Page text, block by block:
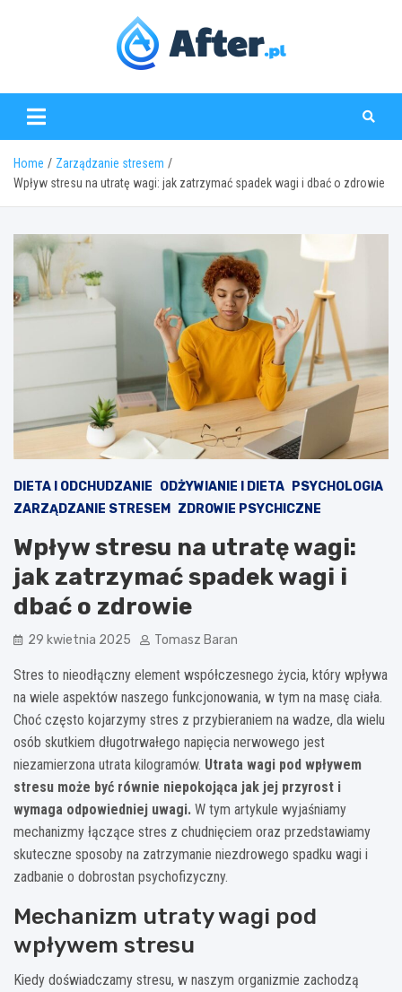
www.after.pl
Home
Zarządzanie stresem
Wpływ stresu na utratę wagi: jak zatrzymać spadek wagi i dbać o zdrowie
DIETA I ODCHUDZANIE ODŻYWIANIE I DIETA
PSYCHOLOGIA
ZARZĄDZANIE STRESEM
ZDROWIE PSYCHICZNE
Wpływ stresu na utratę wagi:
jak zatrzymać spadek wagi i
dbać o zdrowie
29 kwietnia 2025 Tomasz Baran
Stres to nieodłączny element współczesnego życia, który wpływa
na wiele aspektów naszego funkcjonowania, w tym na masę ciała.
Choć często kojarzymy stres z przybieraniem na wadze, dla wielu
osób skutkiem długotrwałego napięcia nerwowego jest
niezamierzona utrata kilogramów. Utrata wagi pod wpływem
stresu może być równie niepokojąca jak jej przyrost i
wymaga odpowiedniej uwagi. W tym artykule wyjaśniamy
mechanizmy łączące stres z chudnięciem oraz przedstawiamy
skuteczne sposoby na zatrzymanie niezdrowego spadku wagi i
zadbanie o dobrostan psychofizyczny.
Mechanizm utraty wagi pod
wpływem stresu
Kiedy doświadczamy stresu, w naszym organizmie zachodzą